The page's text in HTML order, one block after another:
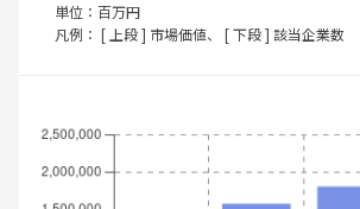
単位：百万円
凡例： [ 上段 ] 市場価値、 [ 下段 ] 該当企業数